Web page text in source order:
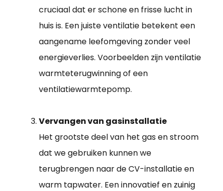
cruciaal dat er schone en frisse lucht in
huis is. Een juiste ventilatie betekent een
aangename leefomgeving zonder veel
energieverlies. Voorbeelden zijn ventilatie
warmteterugwinning of een
ventilatiewarmtepomp.
Vervangen van gasinstallatie
Het grootste deel van het gas en stroom
dat we gebruiken kunnen we
terugbrengen naar de CV-installatie en
warm tapwater. Een innovatief en zuinig